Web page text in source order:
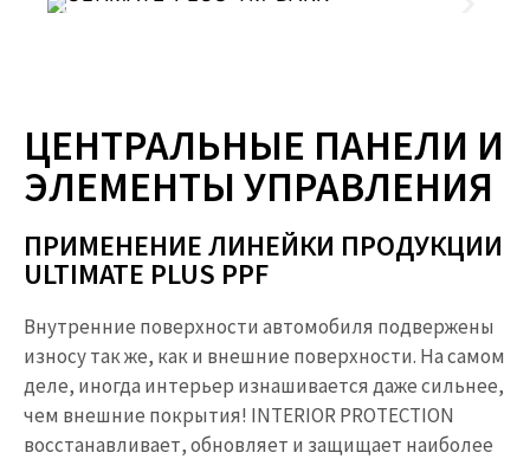
ЦЕНТРАЛЬНЫЕ ПАНЕЛИ И
ЭЛЕМЕНТЫ УПРАВЛЕНИЯ
ПРИМЕНЕНИЕ ЛИНЕЙКИ ПРОДУКЦИИ
ULTIMATE PLUS PPF ​
Внутренние поверхности автомобиля подвержены
износу так же, как и внешние поверхности. На самом
деле, иногда интерьер изнашивается даже сильнее,
чем внешние покрытия! INTERIOR PROTECTION
восстанавливает, обновляет и защищает наиболее